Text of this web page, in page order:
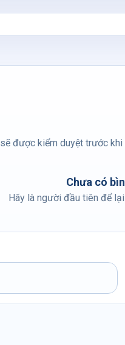
được kiểm duyệt trước khi
Chưa có
Hãy là người đầu tiên để